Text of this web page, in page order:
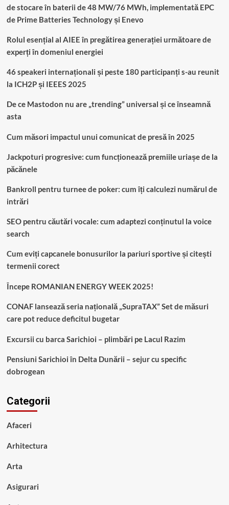
de stocare în baterii de 48 MW/76 MWh, implementată EPC
de Prime Batteries Technology și Enevo
Rolul esențial al AIEE în pregătirea generației următoare de
experți în domeniul energiei
46 speakeri internaționali și peste 180 participanți s-au reunit
la ICH2P și IEEES 2025
De ce Mastodon nu are „trending” universal și ce înseamnă
asta
Cum măsori impactul unui comunicat de presă în 2025
Jackpoturi progresive: cum funcționează premiile uriașe de la
păcănele
Bankroll pentru turnee de poker: cum îți calculezi numărul de
intrări
SEO pentru căutări vocale: cum adaptezi conținutul la voice
search
Cum eviți capcanele bonusurilor la pariuri sportive și citești
termenii corect
Începe ROMANIAN ENERGY WEEK 2025!
CONAF lansează seria națională „SupraTAX” Set de măsuri
care pot reduce deficitul bugetar
Excursii cu barca Sarichioi – plimbări pe Lacul Razim
Pensiuni Sarichioi în Delta Dunării – sejur cu specific
dobrogean
Categorii
Afaceri
Arhitectura
Arta
Asigurari